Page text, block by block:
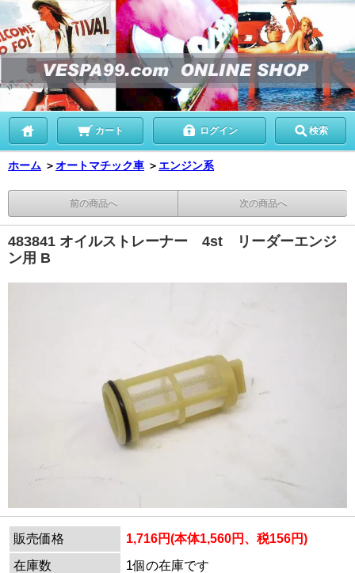
カート ログイン 検索
ホーム ＞オートマチック車 ＞ エンジン系
前の商品へ 次の商品へ
483841 オイルストレーナー 4st リーダーエンジ
ン用 B
販売価格
1,716円(本体1,560円、税156円)
在庫数
1個の在庫です